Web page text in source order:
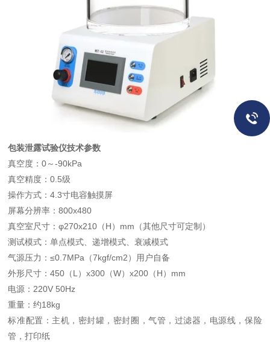
包装泄露试验仪技术参数
真空度：0～-90kPa
真空精度：0.5级
操作方式：4.3寸电容触摸屏
屏幕分辨率：800x480
真空室尺寸：φ270x210（H）mm（其他尺寸可定制）
测试模式：单点模式、递增模式、衰减模式
气源压力：≤0.7MPa（7kgf/cm2）用户自备
外形尺寸：450（L）x300（W）x200（H）mm
电源：220V 50Hz
重量：约18kg
标准配置：主机，密封罐，密封圈，气管，过滤器，电源线，保险
管，打印纸